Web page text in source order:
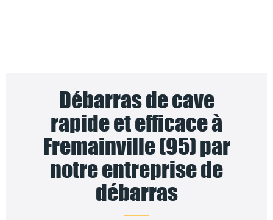
Débarras de cave
rapide et efficace à
Fremainville (95) par
notre entreprise de
débarras